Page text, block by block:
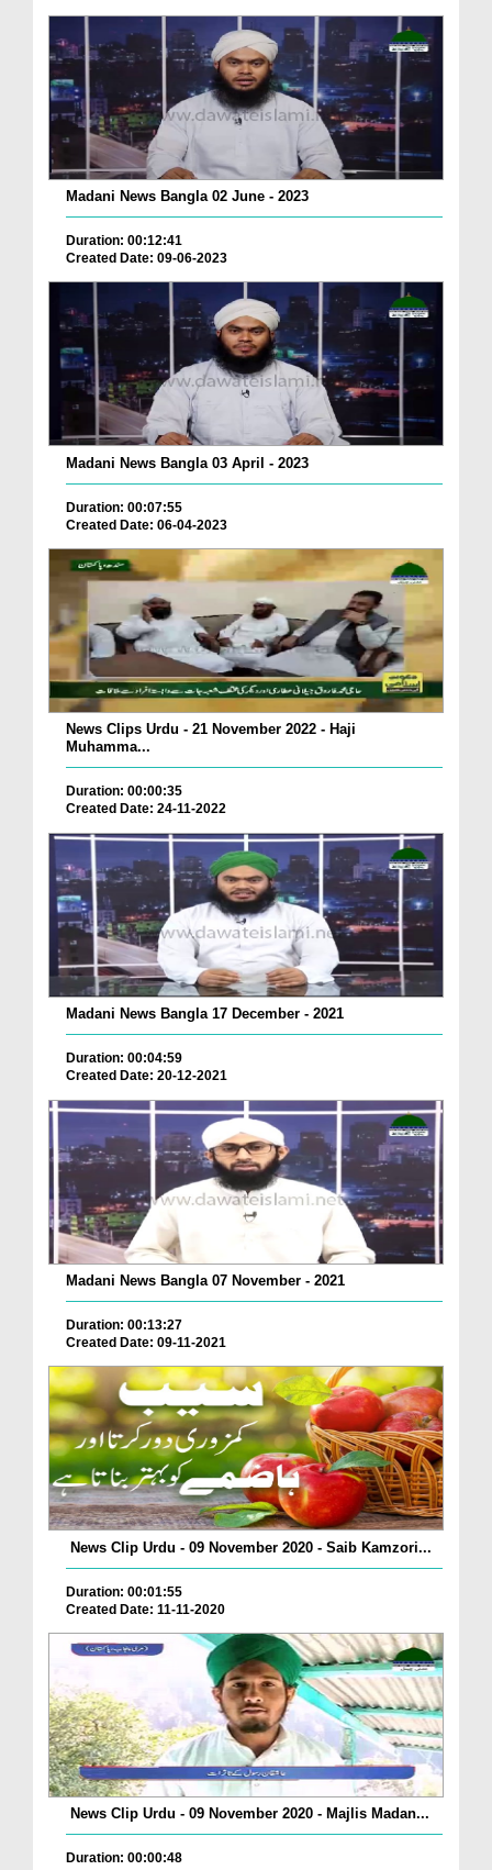
Madani News Bangla 02 June - 2023
Duration: 00:12:41
Created Date: 09-06-2023
Madani News Bangla 03 April - 2023
Duration: 00:07:55
Created Date: 06-04-2023
News Clips Urdu - 21 November 2022 - Haji
Muhamma...
Duration: 00:00:35
Created Date: 24-11-2022
Madani News Bangla 17 December - 2021
Duration: 00:04:59
Created Date: 20-12-2021
Madani News Bangla 07 November - 2021
Duration: 00:13:27
Created Date: 09-11-2021
News Clip Urdu - 09 November 2020 - Saib Kamzori...
Duration: 00:01:55
Created Date: 11-11-2020
News Clip Urdu - 09 November 2020 - Majlis Madan...
Duration: 00:00:48